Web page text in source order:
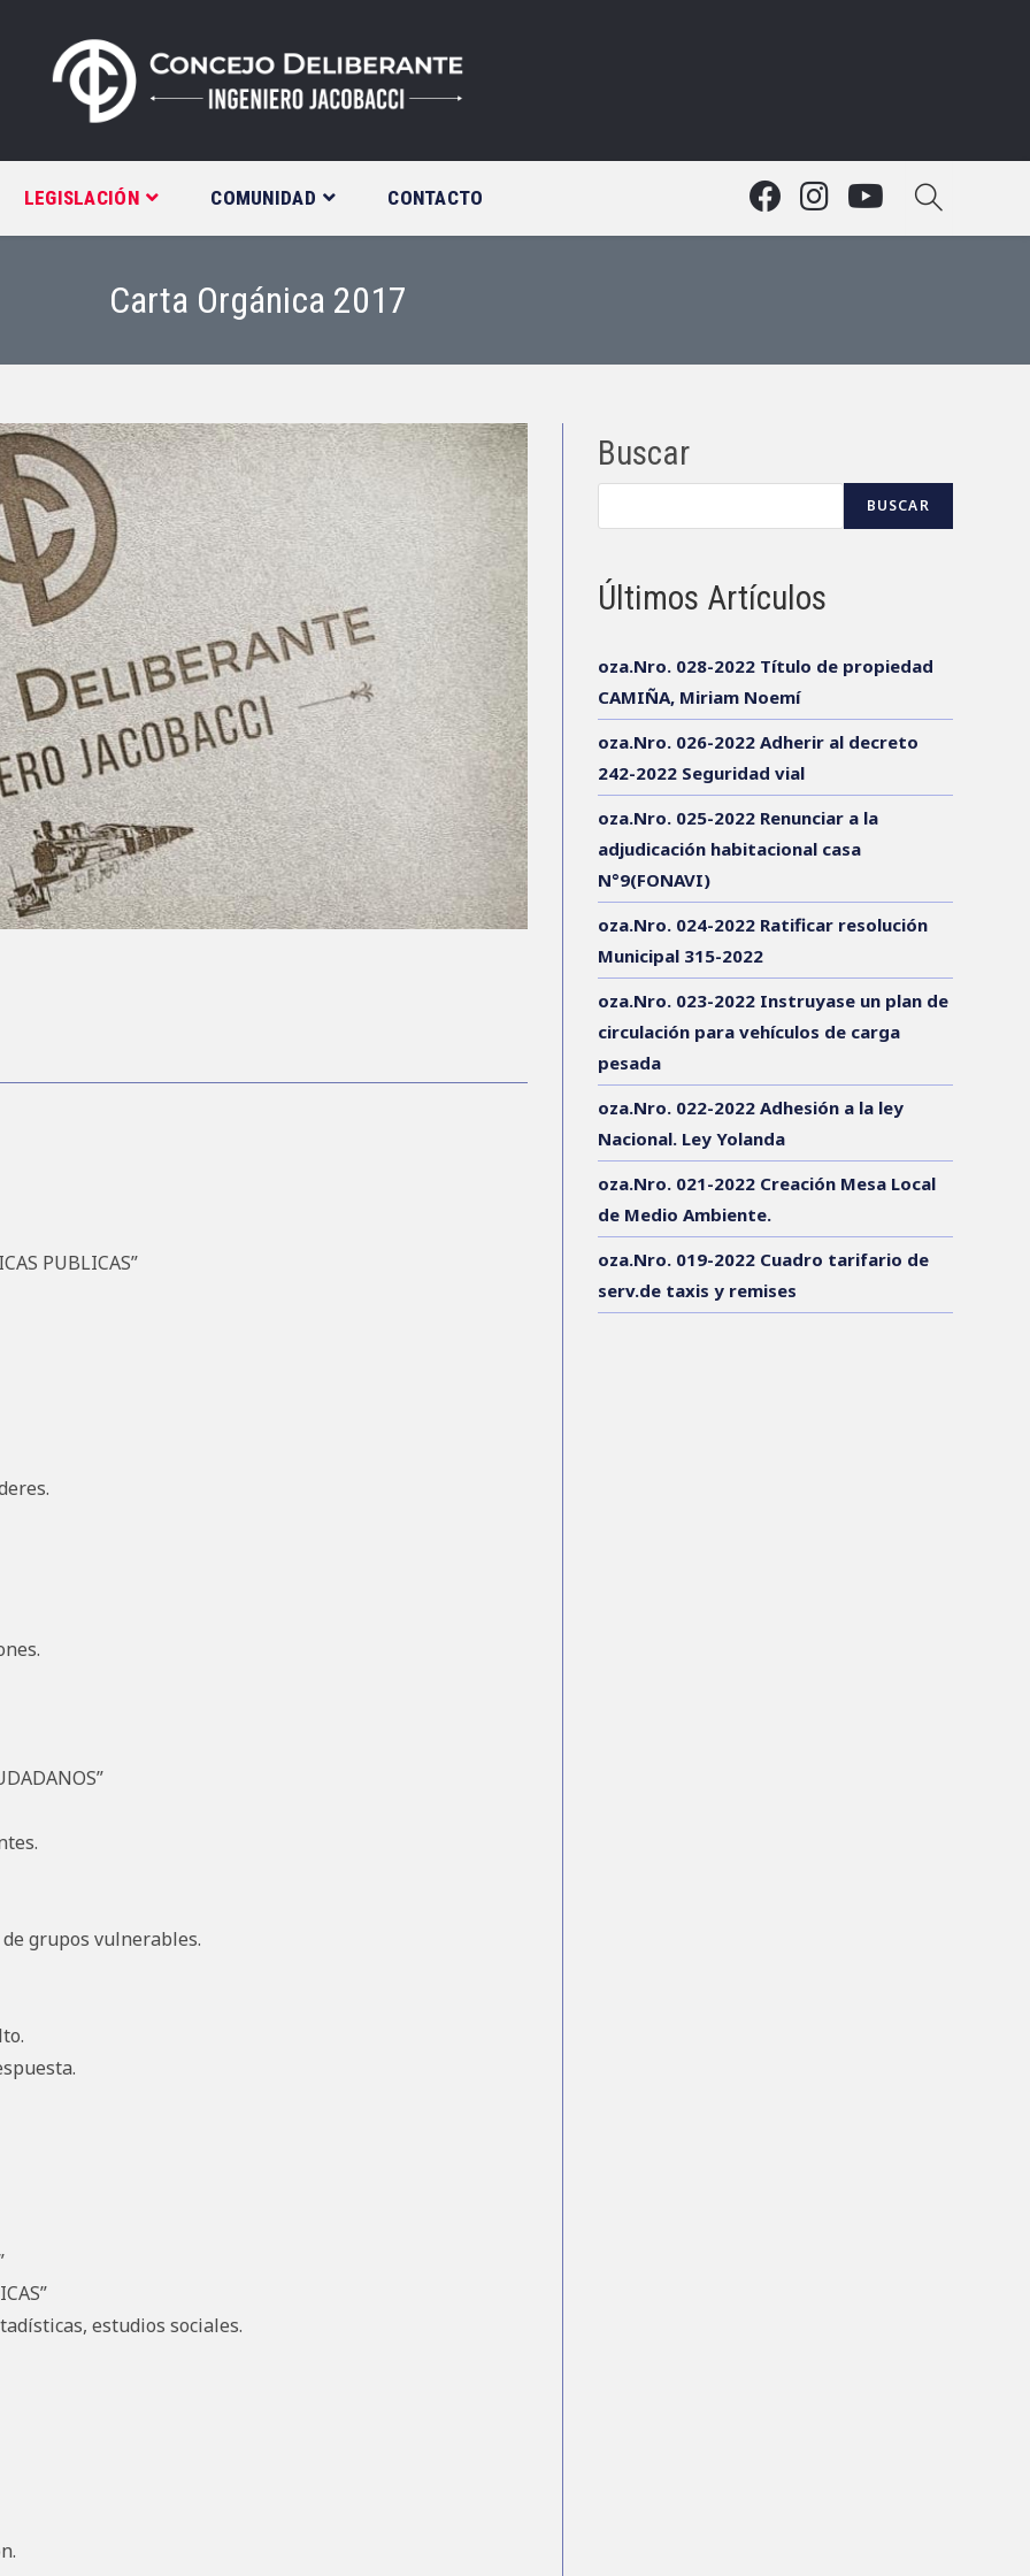
LEGISLACIÓN COMUNIDAD CONTACTO
Carta Orgánica 2017
PUBLICAS”
grupos vulnerables.
estudios sociales.
Buscar
BUSCAR
Últimos Artículos
oza.Nro. 028-2022 Título de propiedad
CAMIÑA, Miriam Noemí
oza.Nro. 026-2022 Adherir al decreto
242-2022 Seguridad vial
oza.Nro. 025-2022 Renunciar a la
adjudicación habitacional casa
N°9(FONAVI)
oza.Nro. 024-2022 Ratificar resolución
Municipal 315-2022
oza.Nro. 023-2022 Instruyase un plan de
circulación para vehículos de carga
pesada
oza.Nro. 022-2022 Adhesión a la ley
Nacional. Ley Yolanda
oza.Nro. 021-2022 Creación Mesa Local
de Medio Ambiente.
oza.Nro. 019-2022 Cuadro tarifario de
serv.de taxis y remises